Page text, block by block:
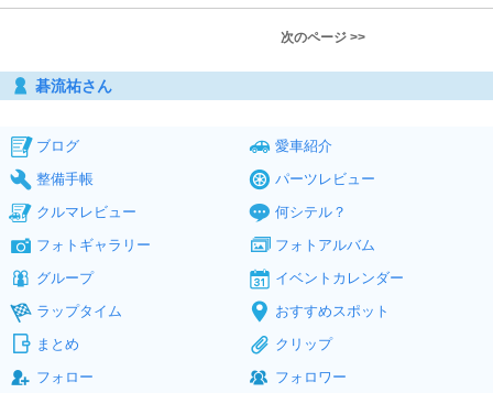
次のページ >>
碁流祐さん
ブログ
愛車紹介
整備手帳
パーツレビュー
クルマレビュー
何シテル？
フォトギャラリー
フォトアルバム
グループ
イベントカレンダー
ラップタイム
おすすめスポット
まとめ
クリップ
フォロー
フォロワー